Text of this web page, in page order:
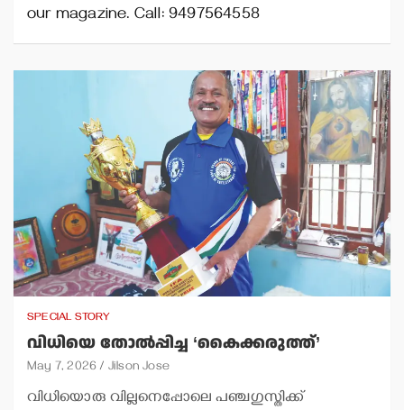
our magazine. Call: 9497564558
SPECIAL STORY
വിധിയെ തോല്‍പ്പിച്ച ‘കൈക്കരുത്ത്’
May 7, 2026 Jilson Jose
വിധിയൊരു വില്ലനെപ്പോലെ പഞ്ചഗുസ്തിക്ക്